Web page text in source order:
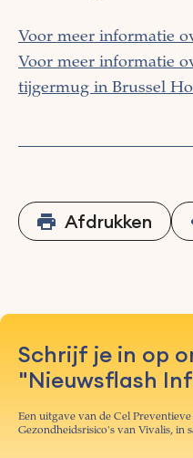
Voor meer informatie
Voor meer informatie
tijgermug in Brussel
Afdrukken
Schrijf je in op
"Nieuwsflash
Een uitgave van de Cel
Gezondheidsrisico's van Vivalis, in